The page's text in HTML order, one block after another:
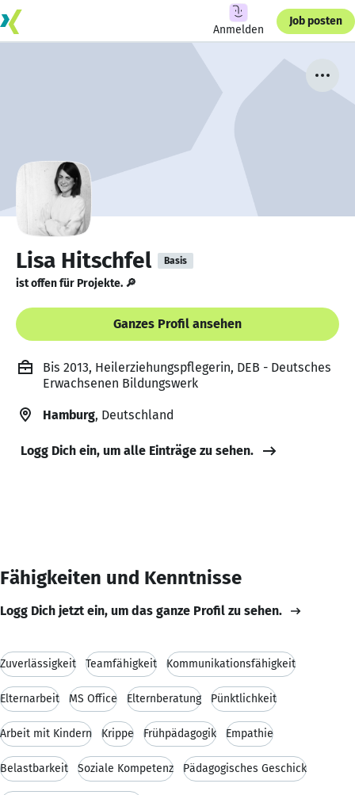
Anmelden
Job posten
Lisa Hitschfel Basis
ist offen für Projekte. 🔎
Ganzes Profil ansehen
Bis 2013, Heilerziehungspflegerin, DEB - Deutsches
Erwachsenen Bildungswerk
Hamburg, Deutschland
Logg Dich ein, um alle Einträge zu sehen.
Fähigkeiten und Kenntnisse
Logg Dich jetzt ein, um das ganze Profil zu sehen.
Zuverlässigkeit Teamfähigkeit Kommunikationsfähigkeit
Elternarbeit MS Office Elternberatung Pünktlichkeit
Arbeit mit Kindern Krippe Frühpädagogik Empathie
Belastbarkeit Soziale Kompetenz Pädagogisches Geschick